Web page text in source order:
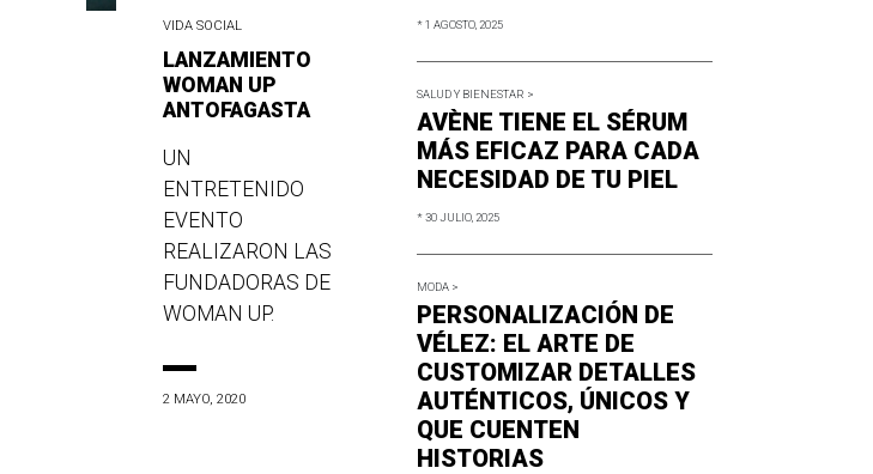
VIDA SOCIAL
LANZAMIENTO
WOMAN UP
ANTOFAGASTA
UN
ENTRETENIDO
EVENTO
REALIZARON LAS
FUNDADORAS DE
WOMAN UP.
2 MAYO, 2020
* 1 AGOSTO, 2025
SALUD Y BIENESTAR >
AVÈNE TIENE EL SÉRUM
MÁS EFICAZ PARA CADA
NECESIDAD DE TU PIEL
* 30 JULIO, 2025
MODA >
PERSONALIZACIÓN DE
VÉLEZ: EL ARTE DE
CUSTOMIZAR DETALLES
AUTÉNTICOS, ÚNICOS Y
QUE CUENTEN
HISTORIAS